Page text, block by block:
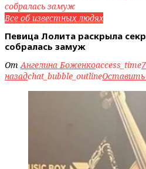
собралась замуж
Все об известных людях
Певица Лолита раскрыла
собралась замуж
ОтАнгелина Боженкоaccess_time
назадchat_bubble_outline